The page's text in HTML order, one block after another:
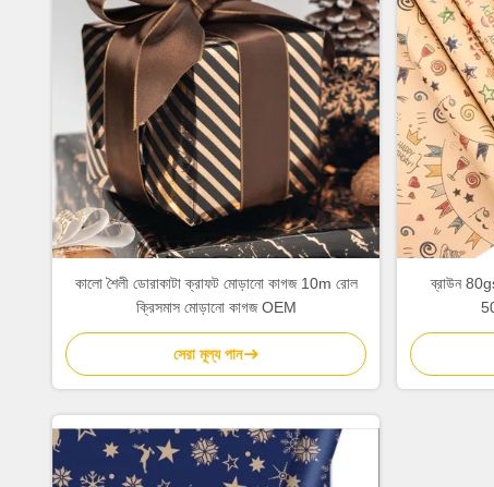
কালো শৈলী ডোরাকাটা ক্রাফট মোড়ানো কাগজ 10m রোল
ক্রিসমাস মোড়ানো কাগজ OEM
সেরা মূল্য পান
ব্রাউন